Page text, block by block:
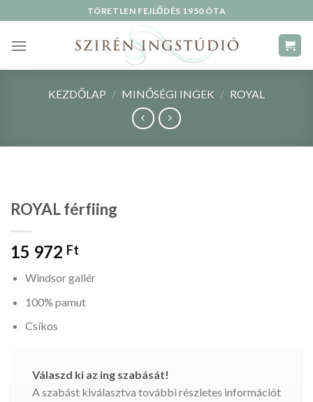
to
content
TÖRETLEN FEJLŐDÉS 1950 ÓTA
KEZDŐLAP / MINŐSÉGI INGEK / ROYAL
ROYAL férfiing
15 972 Ft
Windsor gallér
100% pamut
Csíkos
Válaszd ki az ing szabását!
A szabást kiválasztva további részletes információt